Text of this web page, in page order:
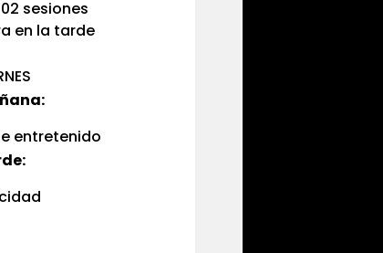
sesiones
en la tarde
entretenido